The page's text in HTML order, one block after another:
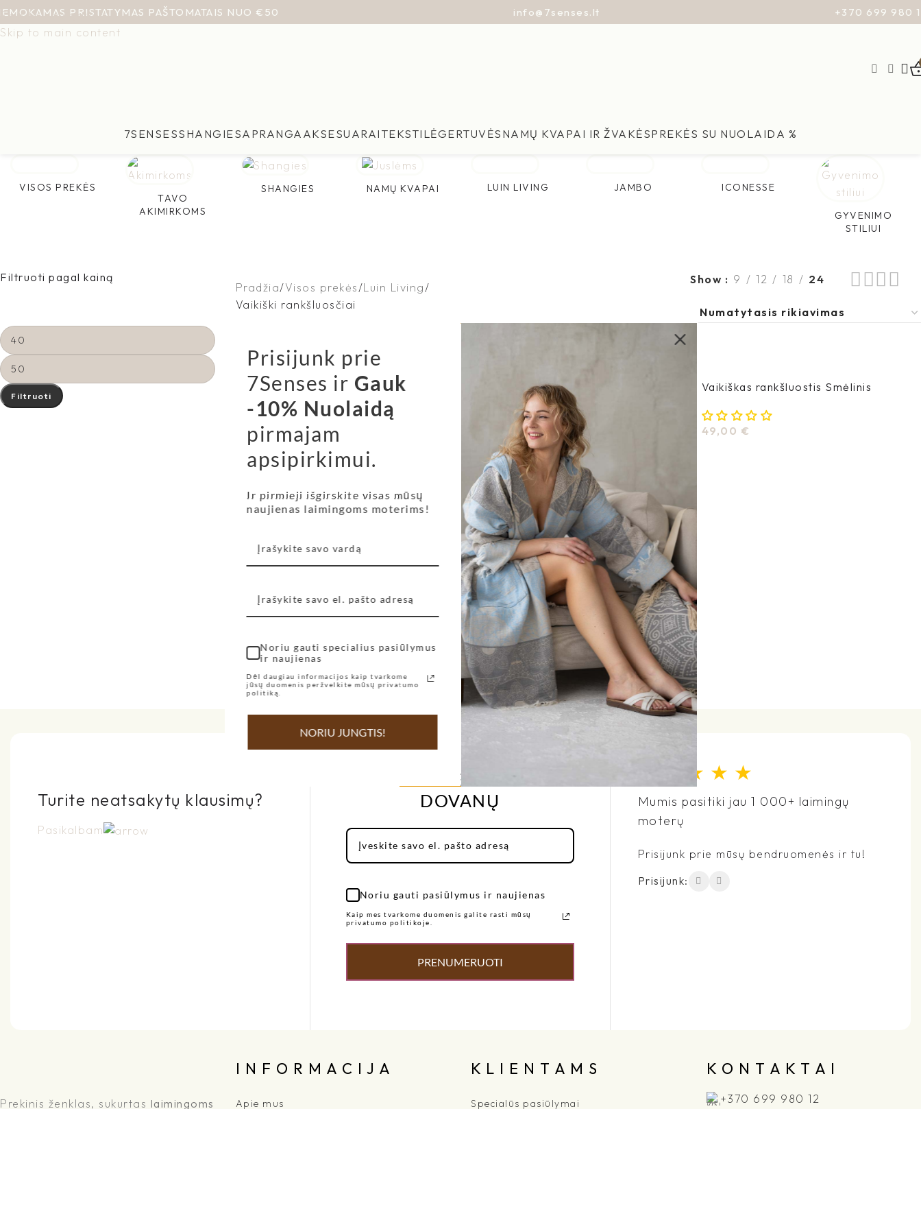
Skip to navigation
Skip to main content
PRISTATYMAS PAŠTOMATAIS NUO €50 info@7senses.lt +370 699 980
7SENSESSHANGIESAPRANGA AKSESUARAI TEKSTILĖGERTUVĖS NAMŲ KVAPAI IR ŽVAKĖSPREKĖS SU NUOLAIDA %
VISOS PREKĖS
TAVO
AKIMIRKOMS
SHANGIES NAMŲ KVAPAI LUIN LIVING JAMBO ICONESSE
GYVENIMO
STILIUI
Filtruoti pagal kainą
Filtruoti
Pradžia Visos prekės Luin Living
Vaikiški rankšluosčiai
Show 9 12 18 24
Vaikiškas rankšluostis Rožinis
49,00 €
Vaikiškas rankšluostis Pilkas Vaikiškas rankšluostis Smėlinis
49,00 €
Turite neatsakytų klausimų?
Pasikalbam
GAUKITE 7senses
DOVANŲ
Noriu gauti pasiūlymus ir naujienas
Kaip mes tvarkome duomenis galite rasti mūsų
privatumo politikoje.
PRENUMERUOTI
★ ★ ★
Mumis pasitiki jau 1 000+ laimingų
moterų
Prisijunk prie mūsų bendruomenės ir tu!
Prisijunk:
Prekinis ženklas, sukurtas laimingoms
I N F O R M A C I J A
Apie mus
K L I E N T A M S
Specialūs pasiūlymai
K O N T A K T A I
+370 699 980 12
Prisijunk prie
7Senses ir Gauk
-10% Nuolaidą
pirmajam
apsipirkimui.
Ir pirmieji išgirskite visas mūsų
naujienas laimingoms moterims!
Noriu gauti specialius pasiūlymus
ir naujienas
Dėl daugiau informacijos kaip tvarkome
jūsų duomenis peržvelkite mūsų privatumo
politiką.
NORIU JUNGTIS!